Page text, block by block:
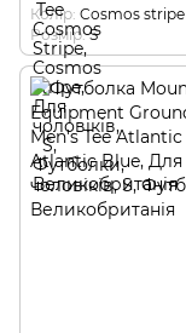
Колір Cosmos stripe
Розмір S